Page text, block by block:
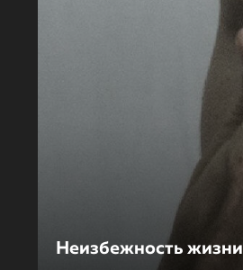
Неизбежность жизни